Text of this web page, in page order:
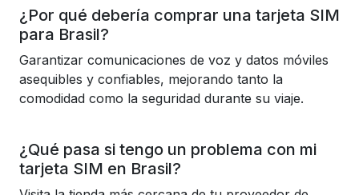
¿Por qué debería comprar una tarjeta SIM
para Brasil?
Garantizar comunicaciones de voz y datos móviles
asequibles y confiables, mejorando tanto la
comodidad como la seguridad durante su viaje.
¿Qué pasa si tengo un problema con mi
tarjeta SIM en Brasil?